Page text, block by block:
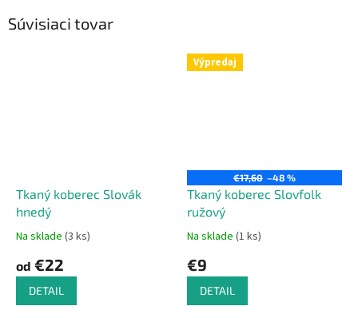
Súvisiaci tovar
Tkaný koberec Slovák
hnedý
Na sklade (3 ks)
od €22
DETAIL
Výpredaj
€17,60 –48 %
Tkaný koberec Slovfolk
ružový
Na sklade (1 ks)
€9
DETAIL